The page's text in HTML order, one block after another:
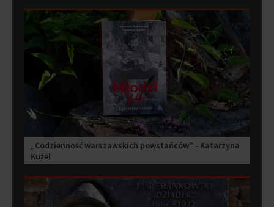
„Codzienność warszawskich powstańców” - Katarzyna
Kużel